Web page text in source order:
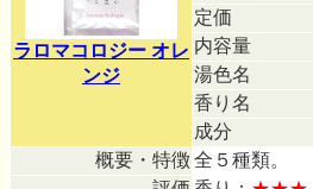
ラロマコロジー オレ
ンジ
定価
内容量
湯色名
香り名
成分
概要・特徴全５種類。